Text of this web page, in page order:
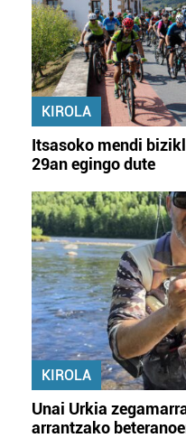
KIROLA
Itsasoko mendi
29an egingo dute
KIROLA
Unai Urkia
arrantzako